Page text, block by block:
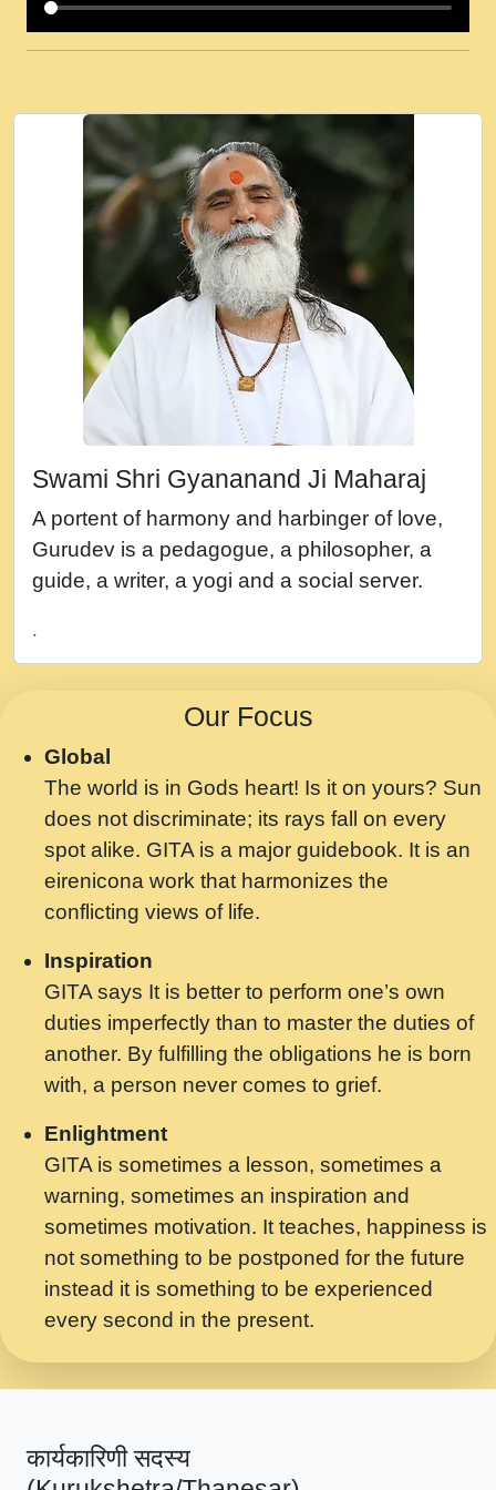
कई पकड क मर हथ र मह वदवन पहच दय! मह जन
Ki - Krishna Bhajan - New Bhajan 2020
#Ishwar Bhakti.mp3
जब से गीता ज्ञान पाया मैं बड़ी मस्ती में हूँ । 2018 -
Rishikesh - Ratan Ji Rasik.mp3
तन हल दल द सनव मड उतत सर रख क, नल रव त
गल लग जव त सर उतत हथ रख द!.mp3
तू कर प्रीतम से प्रीत, यूहीं दिन बीतते जाते हैं ।
2018 - Rishikesh - Swami Gyananand Ji
Maharaj.mp3
न म गवद गपल गद फर, पयर महन न रझद फर! shri
नह भरस रह लडडल... अपन खट करम क !!!! मह दद
सहर चरण क .....mp3
बगड नसब कसन सवर तर बगर Shri ravinandan
shastri ji maharaj.mp3
Chahe Ram Ho Chahe Shyam Ho.mp3
मझ अपन जवन बनन न आय, रठ हर क मनन न आय
Shri ravinandan shastri ji maharaj.mp3
मन अशांत मंत्र जाप - गीता प्रेरणा -Swami
Gyananand Ji Maharaj.mp3
मन बध लय परम वल कगन Special Shyam
Saawariya.mp3
मर गनय न अपरध लडडल शर रध.... Shri
ravinandan shastri ji maharaj.mp3
मेरे मन हरी का ध्यान लगा - भजन भाव - 2018 -
Rishikesh - Swami Gyananand Ji
Maharaj.mp3
यह हसरत तलब ह नकज कमर Yahi Hasraten
Talab Hai Bhav Pravah #bhajan.mp3
लडल ज बल ल क ज न लग Sadhvi Purnima Ji
7.9.2021 जवल नगर दलल #बसर.mp3
सख भ मझ पयर ह दख भ मझ पयर ह!छड म कस दत
सपरहट भजन 2021 - तर अखय ह जद भर बहर ज म
सपरहट शयम भजन - जय जय शयम जय जय शयम
Swami Shri Gyananand Ji Maharaj
A portent of harmony and harbinger of love,
Gurudev is a pedagogue, a philosopher, a
guide, a writer, a yogi and a social server.
.
Our Focus
Global
The world is in Gods heart! Is it on yours? Sun
does not discriminate; its rays fall on every
spot alike. GITA is a major guidebook. It is an
eirenicona work that harmonizes the
conflicting views of life.
Inspiration
GITA says It is better to perform one’s own
duties imperfectly than to master the duties of
another. By fulfilling the obligations he is born
with, a person never comes to grief.
Enlightment
GITA is sometimes a lesson, sometimes a
warning, sometimes an inspiration and
sometimes motivation. It teaches, happiness is
not something to be postponed for the future
instead it is something to be experienced
every second in the present.
कार्यकारिणी सदस्य